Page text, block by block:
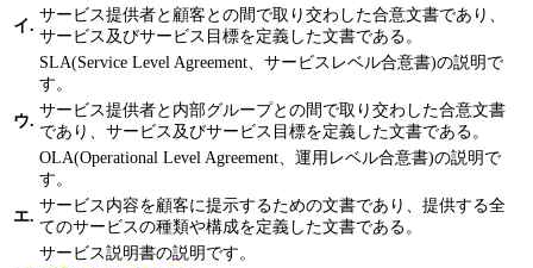
イ.
サービス提供者と顧客との間で取り交わした合意文書であり、
サービス及びサービス目標を定義した文書である。
SLA(Service Level Agreement、サービスレベル合意書)の説明で
す。
ウ.
サービス提供者と内部グループとの間で取り交わした合意文書
であり、サービス及びサービス目標を定義した文書である。
OLA(Operational Level Agreement、運用レベル合意書)の説明で
す。
エ.
サービス内容を顧客に提示するための文書であり、提供する全
てのサービスの種類や構成を定義した文書である。
サービス説明書の説明です。